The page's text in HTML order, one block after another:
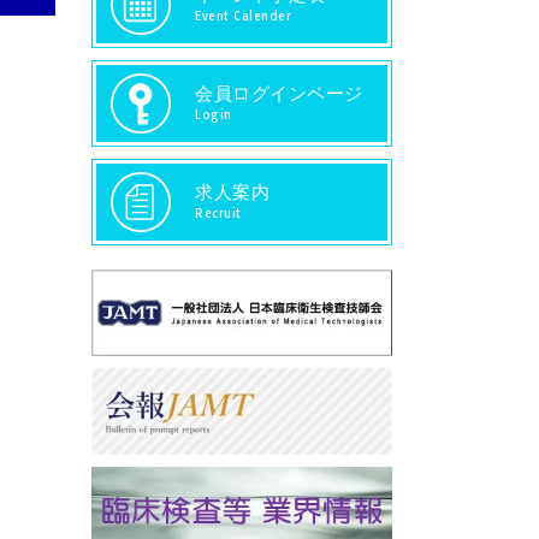
Event Calender
会員ログインページ
Login
求人案内
Recruit